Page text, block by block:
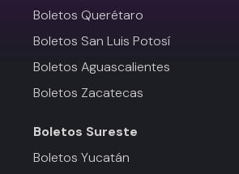
Boletos Querétaro
Boletos San Luis Potosí
Boletos Aguascalientes
Boletos Zacatecas
Boletos Sureste
Boletos Yucatán